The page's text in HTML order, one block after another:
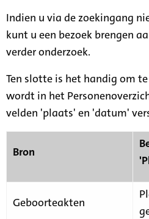
Indien u via de zoekingang
kunt u een bezoek brengen
verder onderzoek.
Ten slotte is het handig om
wordt in het
velden 'plaats' en 'datum'
Bron
Geboorteakten